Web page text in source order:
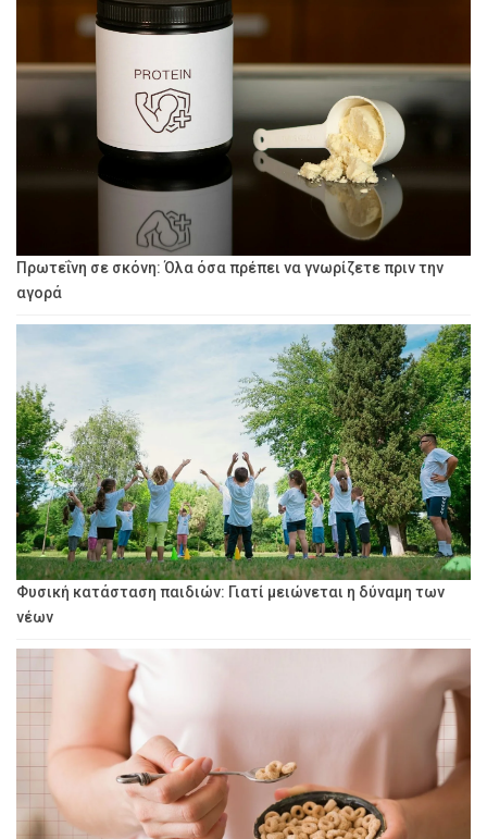
Πρωτεΐνη σε σκόνη: Όλα όσα πρέπει να γνωρίζετε πριν την
αγορά
Φυσική κατάσταση παιδιών: Γιατί μειώνεται η δύναμη των
νέων